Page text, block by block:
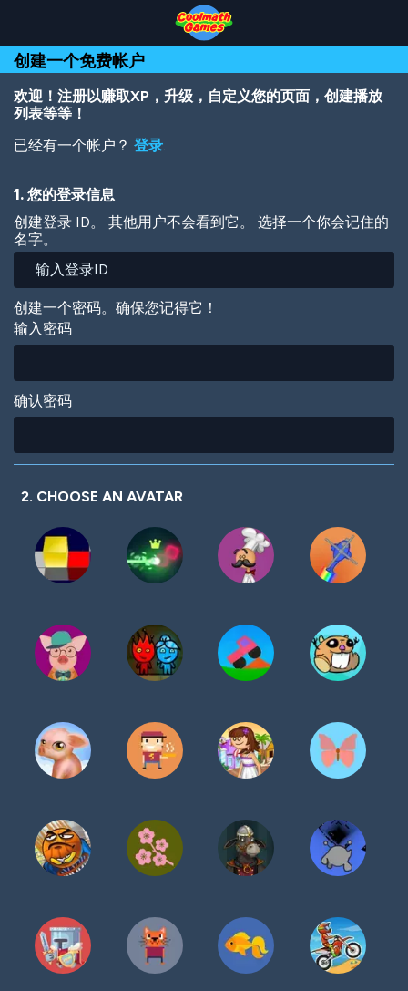
Top
of
Page
Navigation
Main
Content
Footer
到
主
要
内
容
创建一个免费帐户
欢迎！注册以赚取XP，升级，自定义您的页面，创建播放
列表等等！
已经有一个帐户？ 登录.
1. 您的登录信息
创建登录 ID。 其他用户不会看到它。 选择一个你会记住的
名字。
创建一个密码。确保您记得它！
输入密码
确认密码
2. CHOOSE AN AVATAR